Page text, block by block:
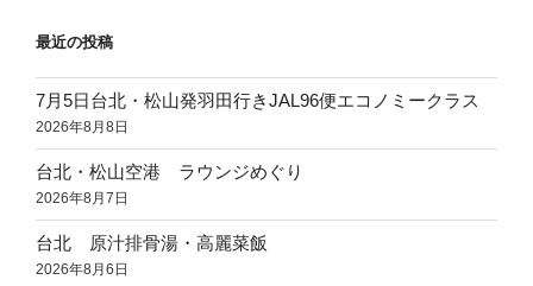
港
で
ラ
ウ
ン
ジ
を
は
し
最近の投稿
7月5日台北・松山発羽田行きJAL96便エコノミークラス
2026年8月8日
台北・松山空港 ラウンジめぐり
2026年8月7日
台北 原汁排骨湯・高麗菜飯
2026年8月6日